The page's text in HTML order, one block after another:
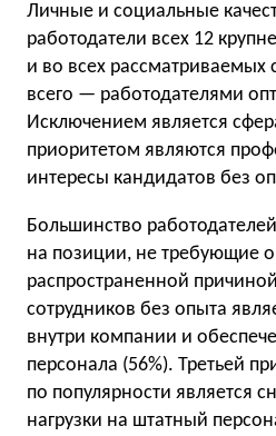
Личные и социальные
работодатели всех 12
и во всех рассматриваемых
всего — работодателями
Исключением является
приоритетом являются
интересы кандидатов без
Большинство
на позиции, не требующие
распространенной
сотрудников без опыта
внутри компании и
персонала (56%). Третьей
по популярности является
нагрузки на штатный